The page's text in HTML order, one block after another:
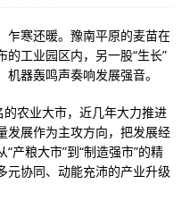
乍寒还暖。豫南平原的麦苗在
工业园区内，另一股“生长”
器轰鸣声奏响发展强音。
的农业大市，近几年大力推进
发展作为主攻方向，把发展经
产粮大市”到“制造强市”的精
元协同、动能充沛的产业升级